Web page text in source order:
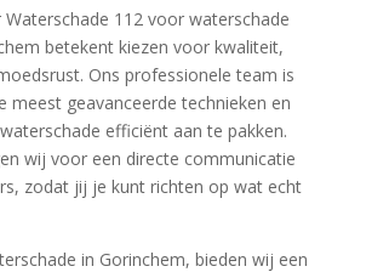
112 voor waterschade
betekent kiezen voor kwaliteit,
Ons professionele team is
meest geavanceerde technieken en
efficiënt aan te pakken.​
wij voor een directe communicatie
zodat jij je kunt richten op wat echt
in Gorinchem, bieden wij een